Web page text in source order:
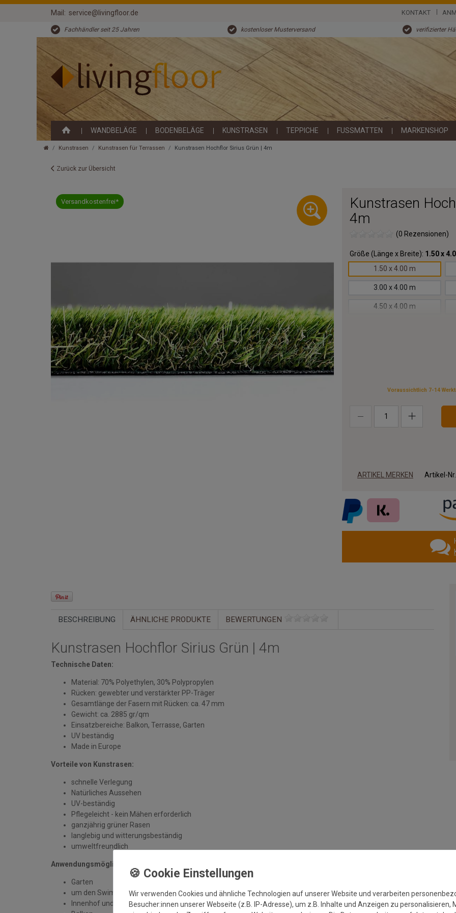
Mail: service@livingfloor.de KONTAKT
Fachhändler seit 25 Jahren kostenloser Musterversand verifizierter
WANDBELÄGE BODENBELÄGE KUNSTRASEN TEPPICHE FUSSMATTEN MARKENSHOP
Kunstrasen Kunstrasen für Terrassen Kunstrasen Hochflor Sirius Grün | 4m
Zurück zur Übersicht
Versandkostenfrei*
Kunstrasen
4m
(0 Rezensionen)
Größe (Länge x Breite): 1.50 x
1.50 x 4.00 m
3.00 x 4.00 m
4.50 x 4.00 m
17.00x4.00 m
Voraussichtlich 7-14
ARTIKEL MERKEN Artikel-
BESCHREIBUNG ÄHNLICHE PRODUKTE BEWERTUNGEN
Kunstrasen Hochflor Sirius Grün | 4m
Technische Daten:
Material: 70% Polyethylen, 30% Polypropylen
Rücken: gewebter und verstärkter PP-Träger
Gesamtlänge der Fasern mit Rücken: ca. 47 mm
Gewicht: ca. 2885 gr/qm
Einsatzbereiche: Balkon, Terrasse, Garten
UV beständig
Made in Europe
Vorteile von Kunstrasen:
schnelle Verlegung
Natürliches Aussehen
UV-beständig
Pflegeleicht - kein Mähen erforderlich
ganzjährig grüner Rasen
langlebig und witterungsbeständig
umweltfreundlich
Anwendungsmöglichkeiten:
Garten
um den Swimmingpool
Innenhof und Veranda
Wir verwenden Cookies und ähnliche Technologien auf unserer Website und verarbeiten
Besucher:innen unserer Webseite (z.B. IP-Adresse), um z.B. Inhalte und Anzeigen zu personalisieren,